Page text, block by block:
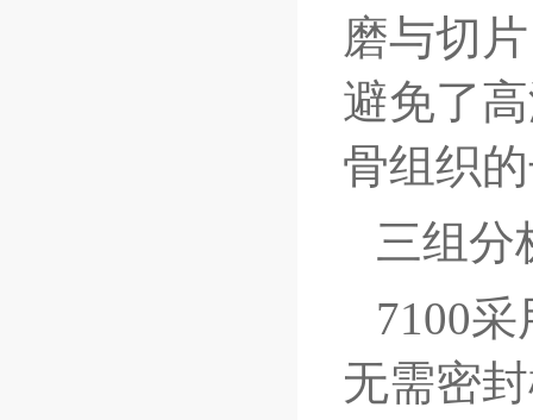
磨与切
避免了
骨组织
三组分
7100
无需密